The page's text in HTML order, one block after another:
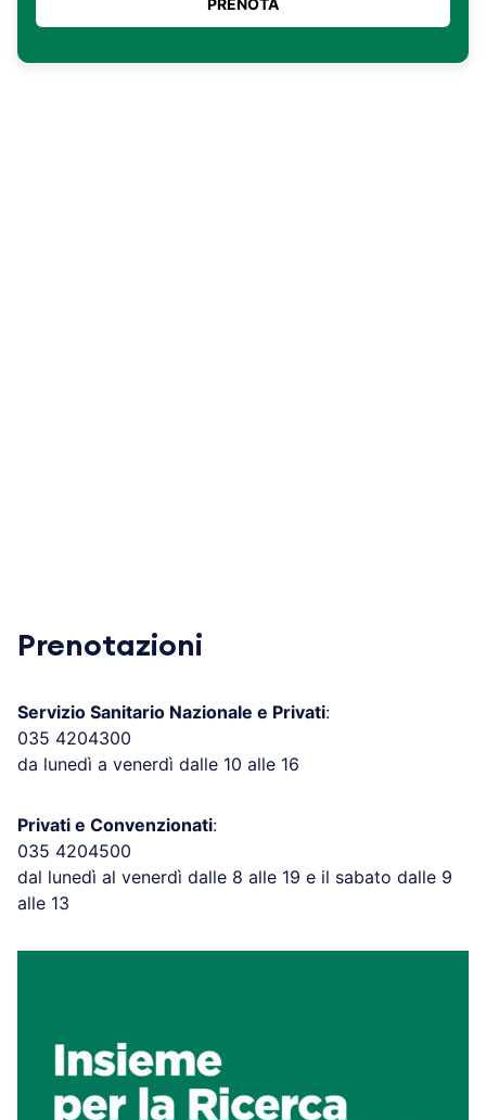
Prenotazioni
Servizio Sanitario Nazionale e Privati:
035 4204300
da lunedì a venerdì dalle 10 alle 16
Privati e Convenzionati:
035 4204500
dal lunedì al venerdì dalle 8 alle 19 e il sabato dalle 9
alle 13